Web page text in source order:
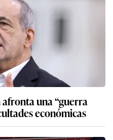
una “guerra
económicas